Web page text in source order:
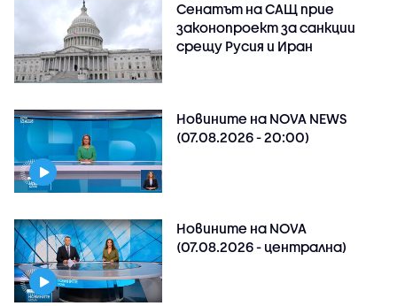
Сенатът на САЩ прие
законопроект за санкции
срещу Русия и Иран
Новините на NOVA NEWS
(07.08.2026 - 20:00)
Новините на NOVA
(07.08.2026 - централна)